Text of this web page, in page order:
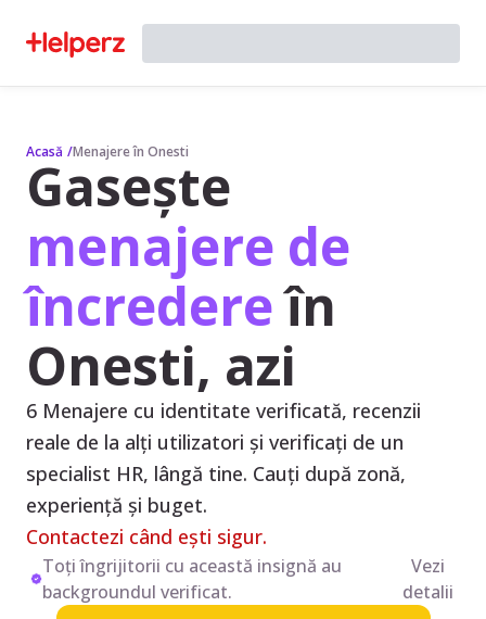
Acasă /Menajere în Onesti
Gasește
menajere de
încredereîn
Onesti, azi
6 Menajere cu identitate verificată, recenzii
reale de la alți utilizatori și verificați de un
specialist HR, lângă tine. Cauți după zonă,
experiență și buget.
Contactezi când ești sigur.
Toți îngrijitorii cu această insignă au
backgroundul verificat.
Vezi
detalii